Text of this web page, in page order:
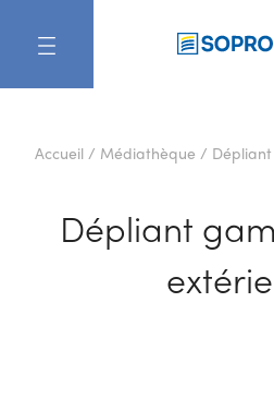
Accueil/ Médiathèque /
Dépliant